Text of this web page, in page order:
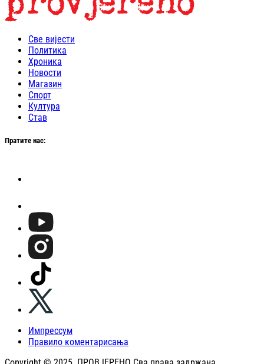
Све вијести
Политика
Хроника
Новости
Магазин
Спорт
Култура
Став
Пратите нас:
Импрессум
Правило коментарисања